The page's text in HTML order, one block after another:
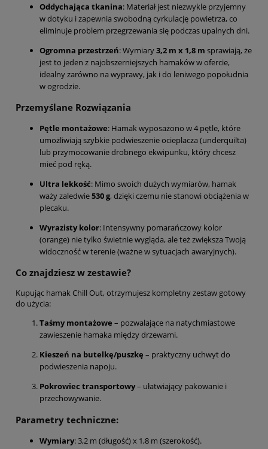
Oddychająca tkanina: Materiał jest niezwykle przyjemny
w dotyku i zapewnia swobodną cyrkulację powietrza, co
eliminuje problem przegrzewania się podczas upalnych dni.
Ogromna przestrzeń: Wymiary3,2 m x 1,8 m sprawiają, że
jest to jeden z najobszerniejszych hamaków w ofercie,
idealny zarówno na wyprawy, jak i do leniwego popołudnia
w ogrodzie.
Przemyślane Rozwiązania
Pętle montażowe: Hamak wyposażono w 4 pętle, które
umożliwiają szybkie podwieszenie ocieplacza (underquilta)
lub przymocowanie drobnego ekwipunku, który chcesz
mieć pod ręką.
Ultra lekkość: Mimo swoich dużych wymiarów, hamak
waży zaledwie530 g, dzięki czemu nie stanowi obciążenia w
plecaku.
Wyrazisty kolor: Intensywny pomarańczowy kolor
(orange) nie tylko świetnie wygląda, ale też zwiększa Twoją
widoczność w terenie (ważne w sytuacjach awaryjnych).
Co znajdziesz w zestawie?
Kupując hamak Chill Out, otrzymujesz kompletny zestaw gotowy
do użycia:
Taśmy montażowe – pozwalające na natychmiastowe
zawieszenie hamaka między drzewami.
Kieszeń na butelkę/puszkę – praktyczny uchwyt do
podwieszenia napoju.
Pokrowiec transportowy– ułatwiający pakowanie i
przechowywanie.
Parametry techniczne:
Wymiary: 3,2 m (długość) x 1,8 m (szerokość).